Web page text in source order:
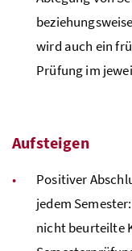
wird auch ein
Prüfung im
Aufsteigen
Positiver
jedem
nicht beurteilte